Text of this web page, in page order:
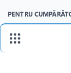
PENTRU
MAGAZINELE